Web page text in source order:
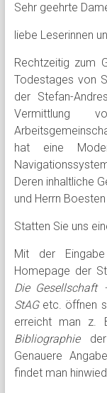
Sehr geehrte
liebe Leserinnen
Rechtzeitig zum
Todestages von
der Stefan-
Vermittlung
hat eine
Deren inhaltliche
und Herrn
Statten Sie uns
Mit der
Homepage der
Die Gesellschaft
StAGetc. öffnen
erreicht man z.
Bibliographieder
Genauere
findet man